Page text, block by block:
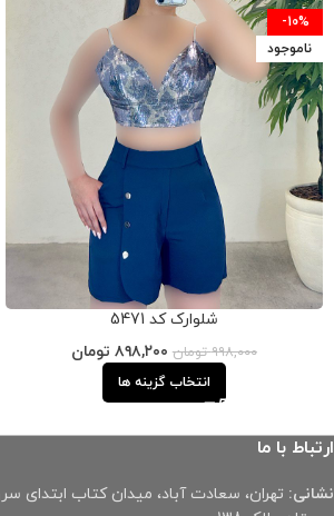
-10%
ناموجود
شلوارک کد 5471
۹۹۸,۰۰۰ تومان ۸۹۸,۲۰۰ تومان
انتخاب گزینه ها
ارتباط با ما
نشانی: تهران، سعادت آباد، میدان کتاب ابتدای